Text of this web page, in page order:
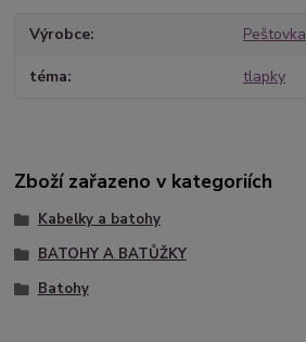
Výrobce Peštovka
téma tlapky
Zboží zařazeno v kategoriích
Kabelky a batohy
BATOHY A BATŮŽKY
Batohy